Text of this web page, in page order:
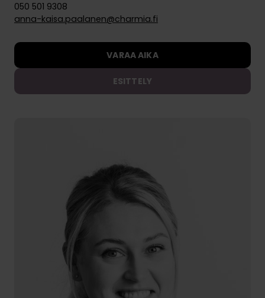
050 501 9308
anna-kaisa.paalanen@charmia.fi
VARAA AIKA
ESITTELY